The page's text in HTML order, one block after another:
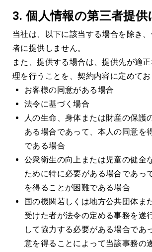
3.個人情報の第三者提供
当社は、以下に該当する場合を除き
者に提供しません。
また、提供する場合は、提供先が適
理を行うことを、契約内容に定めてお
お客様の同意がある場合
法令に基づく場合
人の生命、身体または財産の保護
ある場合であって、本人の同意を
である場合
公衆衛生の向上または児童の健全
ために特に必要がある場合であっ
を得ることが困難である場合
国の機関若しくは地方公共団体ま
受けた者が法令の定める事務を遂
して協力する必要がある場合であ
意を得ることによって当該事務の